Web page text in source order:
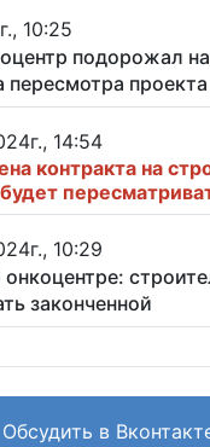
10:25
подорожал
пересмотра проекта
14:54
контракта на
10:29
законченной
Обсудить в